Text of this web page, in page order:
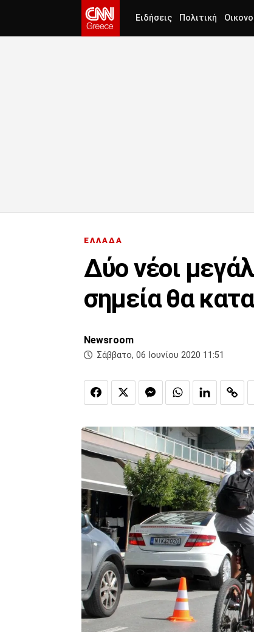
Ειδήσεις Πολιτική
ΕΛΛΑΔΑ
Δύο νέοι
σημεία θα
Newsroom
Σάββατο, 06 Ιουνίου 2020 11:51